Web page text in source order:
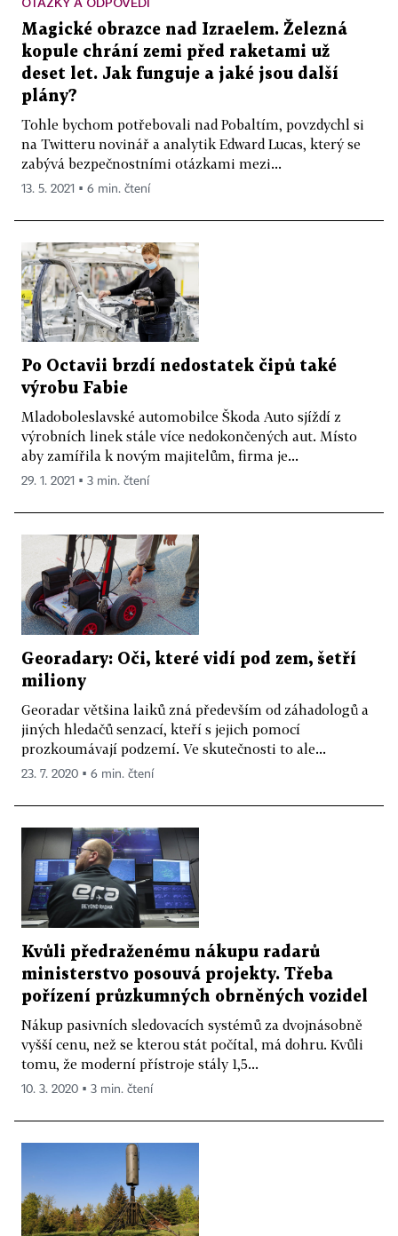
Magické obrazce nad Izraelem. Železná
kopule chrání zemi před raketami už
deset let. Jak funguje a jaké jsou další
plány?
Tohle bychom potřebovali nad Pobaltím, povzdychl si
na Twitteru novinář a analytik Edward Lucas, který se
zabývá bezpečnostními otázkami mezi...
13. 5. 2021 ▪ 6 min. čtení
Po Octavii brzdí nedostatek čipů také
výrobu Fabie
Mladoboleslavské automobilce Škoda Auto sjíždí z
výrobních linek stále více nedokončených aut. Místo
aby zamířila k novým majitelům, firma je...
29. 1. 2021 ▪ 3 min. čtení
Georadary: Oči, které vidí pod zem, šetří
miliony
Georadar většina laiků zná především od záhadologů a
jiných hledačů senzací, kteří s jejich pomocí
prozkoumávají podzemí. Ve skutečnosti to ale...
23. 7. 2020 ▪ 6 min. čtení
Kvůli předraženému nákupu radarů
ministerstvo posouvá projekty. Třeba
pořízení průzkumných obrněných vozidel
Nákup pasivních sledovacích systémů za dvojnásobně
vyšší cenu, než se kterou stát počítal, má dohru. Kvůli
tomu, že moderní přístroje stály 1,5...
10. 3. 2020 ▪ 3 min. čtení